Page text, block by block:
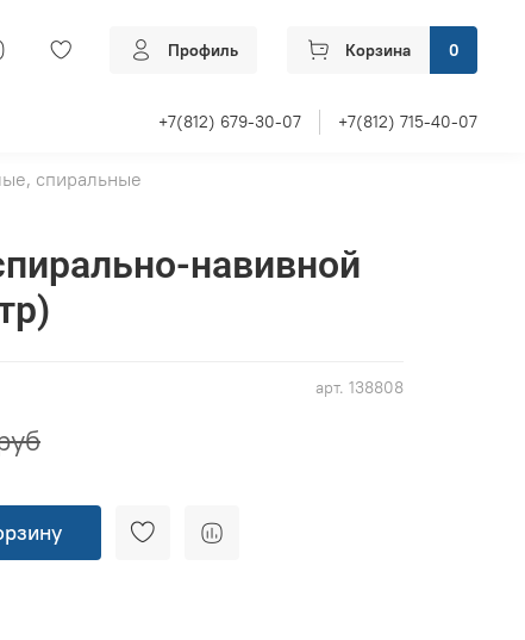
Профиль Корзина 0
+7(812) 679-30-07 +7(812) 715-40-07
спиральные
арт. 138808
навивной